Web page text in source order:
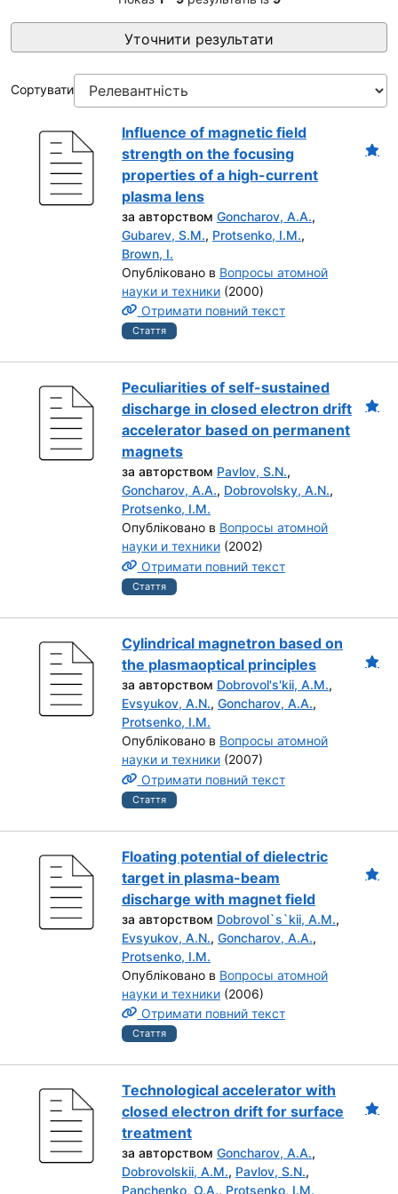
Уточнити результати
Сортувати
Influence of magnetic field
strength on the focusing
properties of a high-current
plasma lens
за авторством Goncharov, A.A.,
Gubarev, S.M., Protsenko, I.M.,
Brown, I.
Опубліковано в Вопросы атомной
науки и техники (2000)
Отримати повний текст
Стаття
Peculiarities of self-sustained
discharge in closed electron drift
accelerator based on permanent
magnets
за авторством Pavlov, S.N.,
Goncharov, A.A., Dobrovolsky, A.N.,
Protsenko, I.M.
Опубліковано в Вопросы атомной
науки и техники (2002)
Отримати повний текст
Стаття
Cylindrical magnetron based on
the plasmaoptical principles
за авторством Dobrovol's'kii, A.M.,
Evsyukov, A.N., Goncharov, A.A.,
Protsenko, I.M.
Опубліковано в Вопросы атомной
науки и техники (2007)
Отримати повний текст
Стаття
Floating potential of dielectric
target in plasma-beam
discharge with magnet field
за авторством Dobrovol`s`kii, A.M.,
Evsyukov, A.N., Goncharov, A.A.,
Protsenko, I.M.
Опубліковано в Вопросы атомной
науки и техники (2006)
Отримати повний текст
Стаття
Technological accelerator with
closed electron drift for surface
treatment
за авторством Goncharov, A.A.,
Dobrovolskii, A.M., Pavlov, S.N.,
Panchenko, O.A., Protsenko, I.M.